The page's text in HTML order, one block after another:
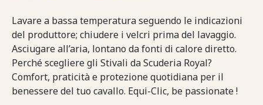
Lavare a bassa temperatura seguendo le indicazioni
del produttore; chiudere i velcri prima del lavaggio.
Asciugare all’aria, lontano da fonti di calore diretto.
Perché scegliere gli Stivali da Scuderia Royal?
Comfort, praticità e protezione quotidiana per il
benessere del tuo cavallo. Equi-Clic, be passionate !